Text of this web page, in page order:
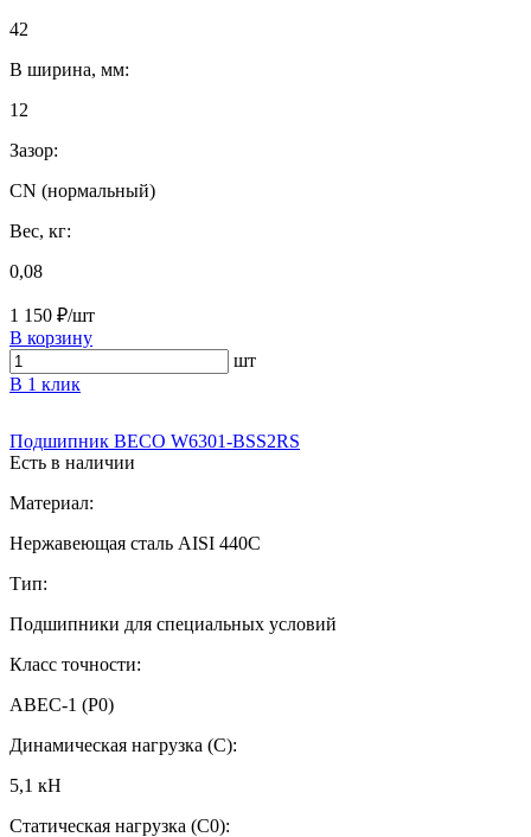
42
B ширина, мм:
12
Зазор:
CN (нормальный)
Вес, кг:
0,08
1 150 ₽/шт
В корзину
шт
В 1 клик
Подшипник BECO W6301-BSS2RS
Есть в наличии
Материал:
Нержавеющая сталь AISI 440C
Тип:
Подшипники для специальных условий
Класс точности:
ABEC-1 (P0)
Динамическая нагрузка (C):
5,1 кН
Статическая нагрузка (C0):